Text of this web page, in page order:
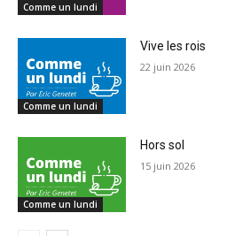
Comme un lundi
Comme un lundi
Vive les rois
22 juin 2026
Comme un lundi
Hors sol
15 juin 2026